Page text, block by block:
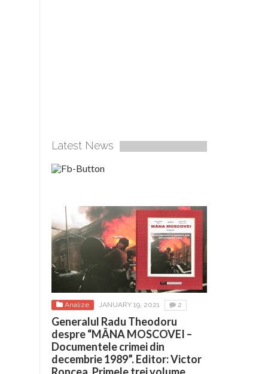
Latest News
Analize JANUARY 19, 2021 2
Generalul Radu Theodoru
despre “MÂNA MOSCOVEI –
Documentele crimei din
decembrie 1989”. Editor: Victor